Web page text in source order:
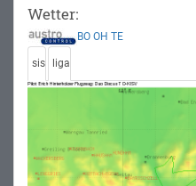
Wetter:
BO OH TE
sis liga